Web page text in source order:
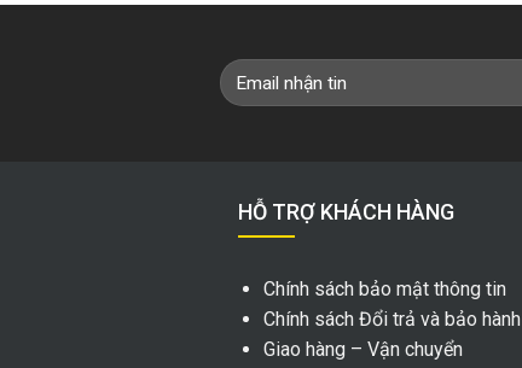
HỖ TRỢ KHÁCH HÀNG
Chính sách bảo mật thông tin
Chính sách Đổi trả và bảo hành
Giao hàng – Vận chuyển